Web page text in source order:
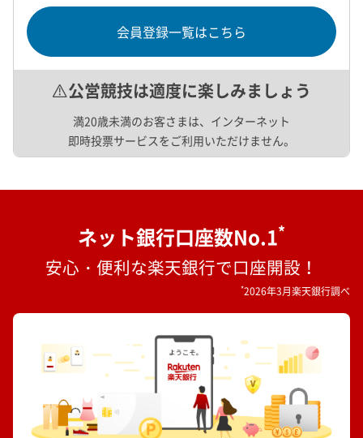
会員登録一覧はこちら
公営競技は適度に楽しみましょう
満20歳未満のお客さまは、インターネット
即時投票サービスをご利用いただけません。
ネット銀行口座数No.1*
安心・便利な楽天銀行で口座開設！
*2026年3月楽天銀行調べ